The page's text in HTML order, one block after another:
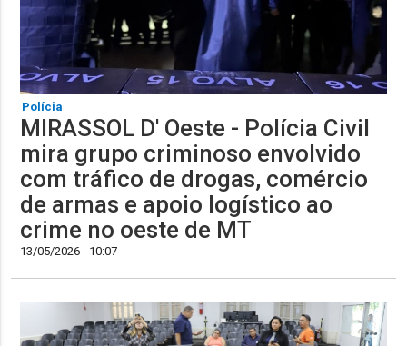
Polícia
MIRASSOL D' Oeste - Polícia Civil
mira grupo criminoso envolvido
com tráfico de drogas, comércio
de armas e apoio logístico ao
crime no oeste de MT
13/05/2026 - 10:07